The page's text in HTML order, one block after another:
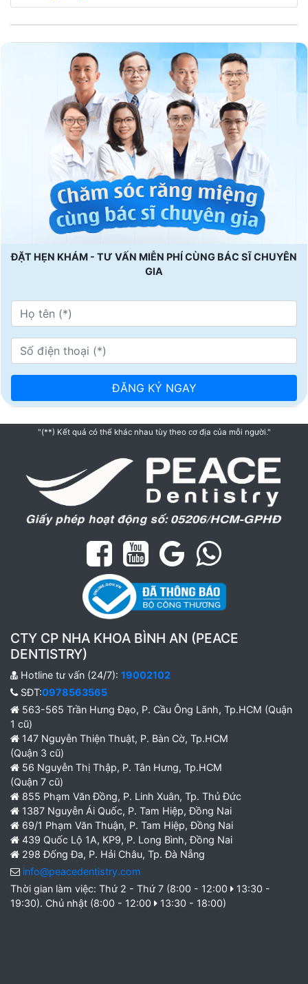
ĐẶT HẸN KHÁM - TƯ VẤN MIỄN PHÍ CÙNG BÁC SĨ CHUYÊN
GIA
"(**) Kết quả có thể khác nhau tùy theo cơ địa của mỗi người."
CTY CP NHA KHOA BÌNH AN (PEACE
DENTISTRY)
Hotline tư vấn (24/7): 19002102
SĐT:0978563565
563-565 Trần Hưng Đạo, P. Cầu Ông Lãnh, Tp.HCM (Quận
1 cũ)
147 Nguyễn Thiện Thuật, P. Bàn Cờ, Tp.HCM
(Quận 3 cũ)
56 Nguyễn Thị Thập, P. Tân Hưng, Tp.HCM
(Quận 7 cũ)
855 Phạm Văn Đồng, P. Linh Xuân, Tp. Thủ Đức
1387 Nguyễn Ái Quốc, P. Tam Hiệp, Đồng Nai
69/1 Phạm Văn Thuận, P. Tam Hiệp, Đồng Nai
439 Quốc Lộ 1A, KP9, P. Long Bình, Đồng Nai
298 Đống Đa, P. Hải Châu, Tp. Đà Nẵng
info@peacedentistry.com
Thời gian làm việc: Thứ 2 - Thứ 7 (8:00 - 12:00
13:30 -
19:30). Chủ nhật (8:00 - 12:00
13:30 - 18:00)